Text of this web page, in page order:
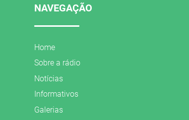
NAVEGAÇÃO
Home
Sobre a rádio
Notícias
Informativos
Galerias